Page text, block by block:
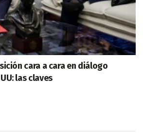
cara a cara en diálogo
las claves